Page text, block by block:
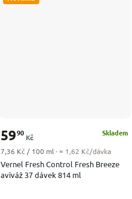
Vernel Fresh Control Fresh Breeze
aviváž 37 dávek 814 ml
Skladem
5990
Kč
Měrná cena:
7,36 Kč / 100 ml · ≈ 1,62 Kč/dávka